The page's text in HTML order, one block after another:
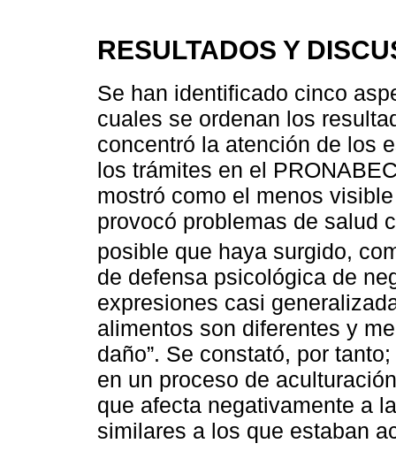
RESULTADOS Y
Se han identificado cinco
cuales se ordenan los
concentró la atención de los
los trámites en el
mostró como el menos
provocó problemas de salud
posible que haya surgido,
de defensa psicológica de
expresiones casi
alimentos son diferentes y
daño”. Se constató, por
en un proceso de
que afecta negativamente a
similares a los que estaban